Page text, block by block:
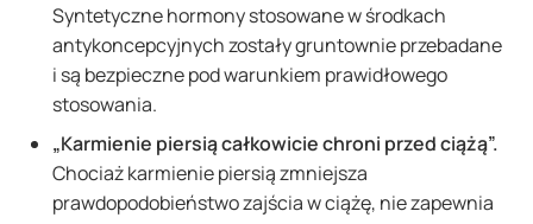
Syntetyczne hormony stosowane w środkach
antykoncepcyjnych zostały gruntownie przebadane
i są bezpieczne pod warunkiem prawidłowego
stosowania.
„Karmienie piersią całkowicie chroni przed ciążą”.
Chociaż karmienie piersią zmniejsza
prawdopodobieństwo zajścia w ciążę, nie zapewnia